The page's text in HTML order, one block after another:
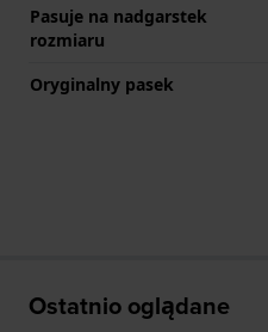
Pasuje na nadgarstek
rozmiaru
Oryginalny pasek
Ostatnio oglądane